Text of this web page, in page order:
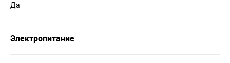
Да
Электропитание